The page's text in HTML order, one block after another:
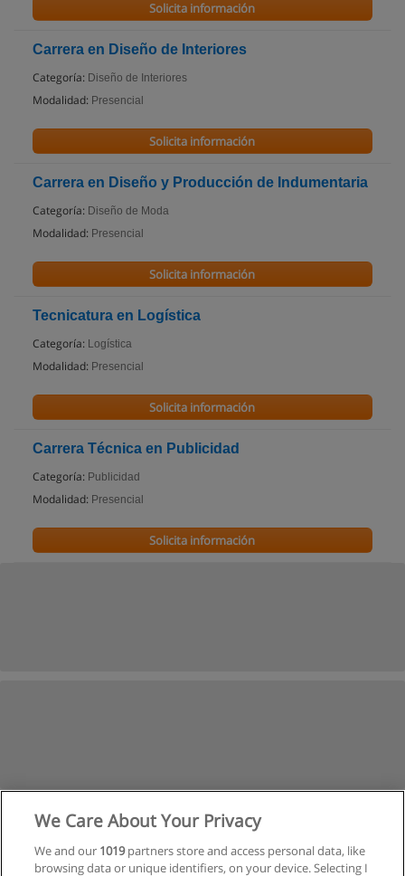
Solicita información
Carrera en Diseño de Interiores
Categoría: Diseño de Interiores
Modalidad: Presencial
Solicita información
Carrera en Diseño y Producción de Indumentaria
Categoría: Diseño de Moda
Modalidad: Presencial
Solicita información
Tecnicatura en Logística
Categoría: Logística
Modalidad: Presencial
Solicita información
Carrera Técnica en Publicidad
Categoría: Publicidad
Modalidad: Presencial
Solicita información
We Care About Your Privacy
We and our 1019partners store and access personal data, like
browsing data or unique identifiers, on your device. Selecting I